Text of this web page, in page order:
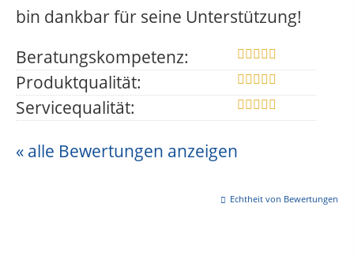
bin dankbar für seine Unterstützung!
Beratungskompetenz:
Produktqualität:
Servicequalität:
« alle Bewertungen anzeigen
Echtheit von Bewertungen